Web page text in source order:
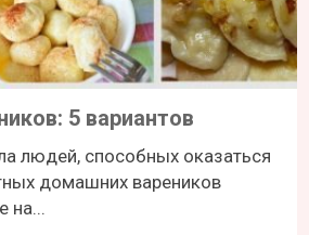
5 вариантов
людей, способных оказаться
домашних вареников
на...